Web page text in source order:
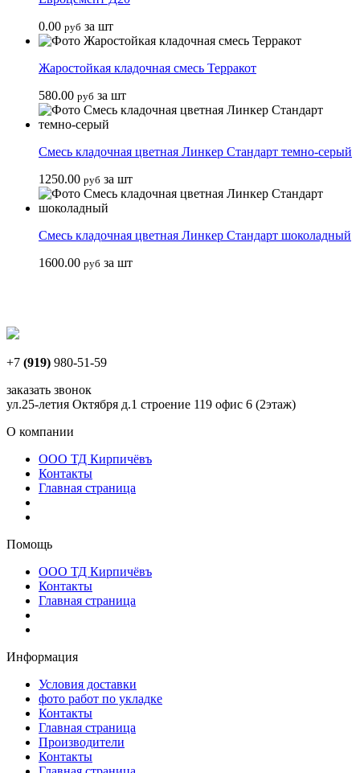
0.00 руб за шт
Жаростойкая кладочная смесь Терракот
580.00 руб за шт
Смесь кладочная цветная Линкер Стандарт темно-серый
1250.00 руб за шт
Смесь кладочная цветная Линкер Стандарт шоколадный
1600.00 руб за шт
+7 (919) 980-51-59
заказать звонок
ул.25-летия Октября д.1 строение 119 офис 6 (2этаж)
О компании
ООО ТД Кирпичёвъ
Контакты
Главная страница
Помощь
ООО ТД Кирпичёвъ
Контакты
Главная страница
Информация
Условия доставки
фото работ по укладке
Контакты
Главная страница
Производители
Контакты